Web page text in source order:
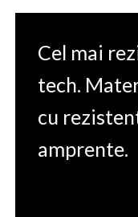
Cel mai
tech.
cu
amprente.